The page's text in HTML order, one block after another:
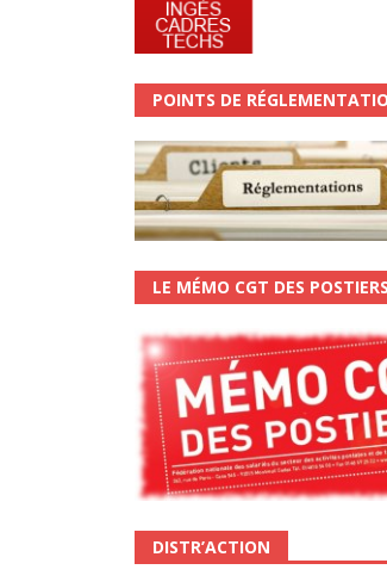
POINTS DE
LE MÉMO CGT DES
DISTR’ACTION